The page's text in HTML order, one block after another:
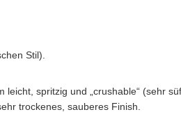
Stil).
leicht, spritzig und „crushable“ (sehr
trockenes, sauberes Finish.